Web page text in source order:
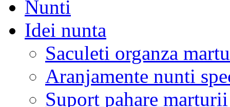
Idei nunta
Saculeti organza
Aranjamente nunti
Suport pahare marturii